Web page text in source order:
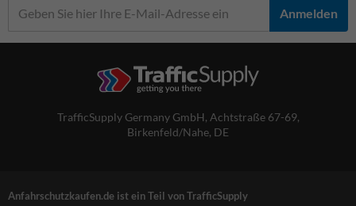
Anmelden
TrafficSupply Germany GmbH, Achtstraße 67-69,
Birkenfeld/Nahe, DE
Anfahrschutzkaufen.de ist ein Teil von TrafficSupply